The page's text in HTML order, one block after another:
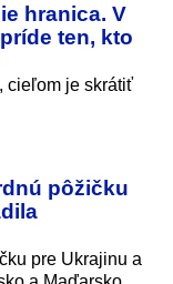
hranica. V
ten, kto
cieľom je skrátiť
pôžičku
pre Ukrajinu a